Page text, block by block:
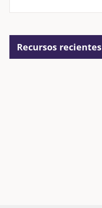
Recursos recientes